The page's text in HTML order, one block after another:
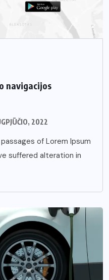
navigacijos
2022
of Lorem Ipsum
suffered alteration in